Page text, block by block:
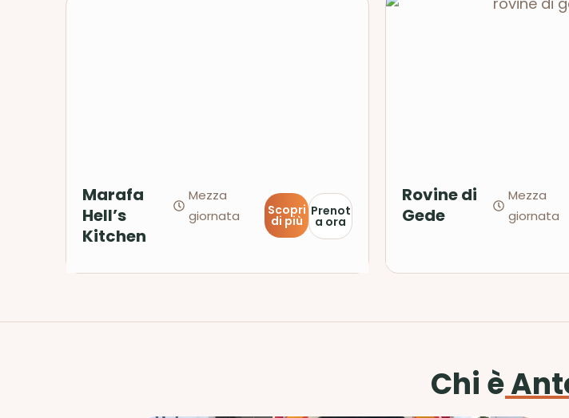
Marafa
Hell’s
Kitchen
Mezza
giornata
Scopri
di più
Prenot
a ora
Rovine di
Gede
Mezza
giornata
Chi è